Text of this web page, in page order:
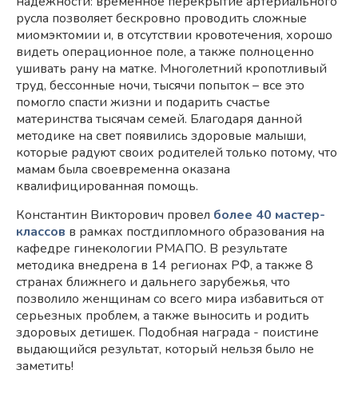
русла позволяет бескровно проводить сложные
миомэктомии и, в отсутствии кровотечения, хорошо
видеть операционное поле, а также полноценно
ушивать рану на матке. Многолетний кропотливый
труд, бессонные ночи, тысячи попыток – все это
помогло спасти жизни и подарить счастье
материнства тысячам семей. Благодаря данной
методике на свет появились здоровые малыши,
которые радуют своих родителей только потому, что
мамам была своевременна оказана
квалифицированная помощь.
Константин Викторович провел более 40 мастер-
классов в рамках постдипломного образования на
кафедре гинекологии РМАПО. В результате
методика внедрена в 14 регионах РФ, а также 8
странах ближнего и дальнего зарубежья, что
позволило женщинам со всего мира избавиться от
серьезных проблем, а также выносить и родить
здоровых детишек. Подобная награда - поистине
выдающийся результат, который нельзя было не
заметить!